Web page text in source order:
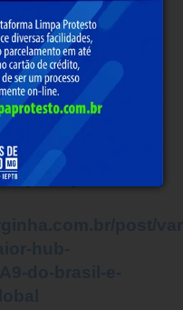
e nacional reúne
fatores
importantes para
mercadorias e a
carregamentos. A
de vez a
relevante hub
o país. (Gazeta de